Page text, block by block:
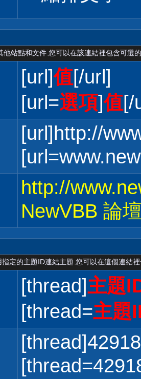
他站點和文件.您可以在該連結裡包含可選
[url]值[/url]
[url=選項]值[/
[url]http://
http://
NewVBB 論
定的主題ID連結主題.您可以在這個連結
[thread]主題
[thread=主題